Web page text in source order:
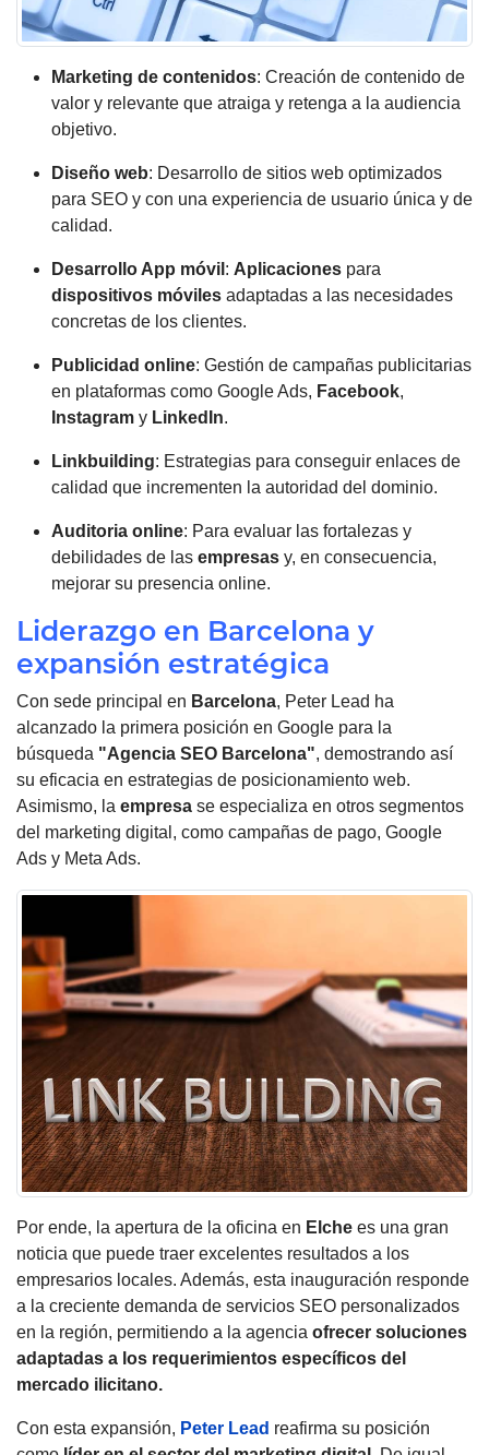
Marketing de contenidos: Creación de contenido de
valor y relevante que atraiga y retenga a la audiencia
objetivo.
Diseño web: Desarrollo de sitios web optimizados
para SEO y con una experiencia de usuario única y de
calidad.
Desarrollo App móvil : Aplicaciones para
dispositivos móviles adaptadas a las necesidades
concretas de los clientes.
Publicidad online: Gestión de campañas publicitarias
en plataformas como Google Ads, Facebook,
Instagram y LinkedIn.
Linkbuilding: Estrategias para conseguir enlaces de
calidad que incrementen la autoridad del dominio.
Auditoria online: Para evaluar las fortalezas y
debilidades de las empresas y, en consecuencia,
mejorar su presencia online.
Liderazgo en Barcelona y
expansión estratégica
Con sede principal en Barcelona, Peter Lead ha
alcanzado la primera posición en Google para la
búsqueda "Agencia SEO Barcelona", demostrando así
su eficacia en estrategias de posicionamiento web.
Asimismo, la empresa se especializa en otros segmentos
del marketing digital, como campañas de pago, Google
Ads y Meta Ads.
Por ende, la apertura de la oficina en Elche es una gran
noticia que puede traer excelentes resultados a los
empresarios locales. Además, esta inauguración responde
a la creciente demanda de servicios SEO personalizados
en la región, permitiendo a la agencia ofrecer soluciones
adaptadas a los requerimientos específicos del
mercado ilicitano.
Con esta expansión, Peter Lead reafirma su posición